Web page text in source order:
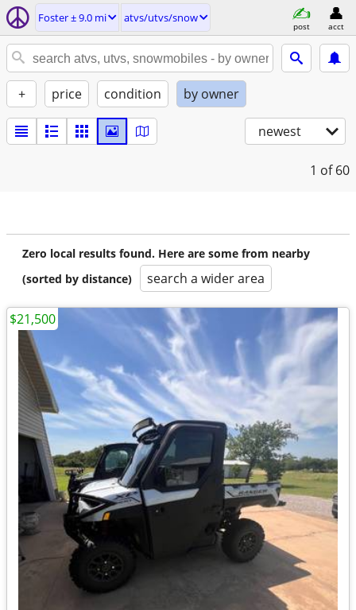
Foster ± 9.0 mi atvs/utvs/snow
post acct
+ price condition by owner
newest
1 of 60
Zero local results found. Here are some from nearby
(sorted by distance)
search a wider area
$21,500